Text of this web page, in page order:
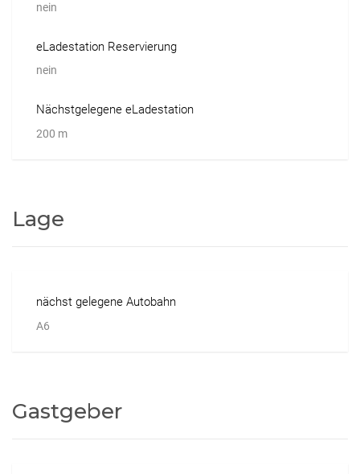
nein
eLadestation Reservierung
nein
Nächstgelegene eLadestation
200 m
Lage
nächst gelegene Autobahn
A6
Gastgeber